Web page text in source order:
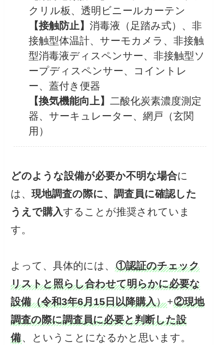
クリル板、透明ビニールカーテン
【接触防止】 消毒液（足踏み式）、非
接触型体温計、サーモカメラ、非接触
型消毒液ディスペンサー、非接触型ソ
ープディスペンサー、コイントレ
ー、蓋付き便器
【換気機能向上】 二酸化炭素濃度測定
器、サーキュレーター、網戸（玄関
用）
どのような設備が必要か不明な場合に
は、現地調査の際に、調査員に確認した
うえで購入することが推奨されていま
す。
よって、具体的には、①認証のチェック
リストと照らし合わせて明らかに必要な
設備（令和3年6月15日以降購入）+②現地
調査の際に調査員に必要と判断した設
備、ということになるかと思います。